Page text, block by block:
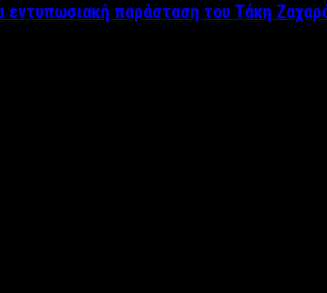
εντυπωσιακή παράσταση του Τάκη